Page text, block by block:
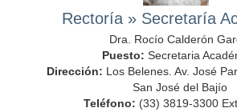
Rectoría» Secretaría
Dra. Rocío Calderón
Puesto: Secretaria
Dirección: Los Belenes. Av. José
San José del Bajío
Teléfono: (33) 3819-3300